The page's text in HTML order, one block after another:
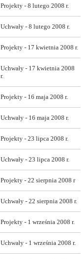
Projekty - 8 lutego 2008 r.
Uchwały - 8 lutego 2008 r.
Projekty - 17 kwietnia 2008 r.
Uchwały - 17 kwietnia 2008
r.
Projekty - 16 maja 2008 r.
Uchwały - 16 maja 2008 r.
Projekty - 23 lipca 2008 r.
Uchwały - 23 lipca 2008 r.
Projekty - 22 sierpnia 2008 r
Uchwały - 22 sierpnia 2008 r.
Projekty - 1 września 2008 r.
Uchwały - 1 września 2008 r.